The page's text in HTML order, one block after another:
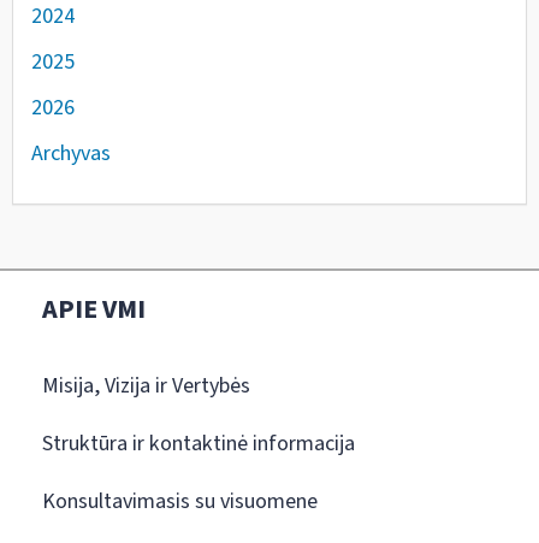
2024
2025
2026
Archyvas
APIE VMI
Misija, Vizija ir Vertybės
Struktūra ir kontaktinė informacija
Konsultavimasis su visuomene